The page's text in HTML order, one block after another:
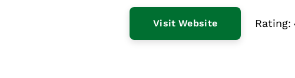
Visit Website Rating: